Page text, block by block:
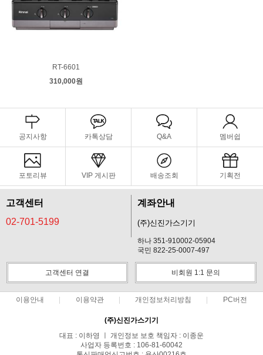
RT-6601
310,000원
공지사항 카톡상담 Q&A 멤버쉽
포토리뷰 VIP 게시판 배송조회 기획전
고객센터
02-701-5199
계좌안내
(주)신진가스기기
하나 351-910002-05904
국민 822-25-0007-497
고객센터 연결 비회원 1:1 문의
이용안내 이용약관 개인정보처리방침 PC버전
(주)신진가스기기
대표 : 이하영 ㅣ 개인정보 보호 책임자 : 이종운
사업자 등록번호 : 106-81-60042